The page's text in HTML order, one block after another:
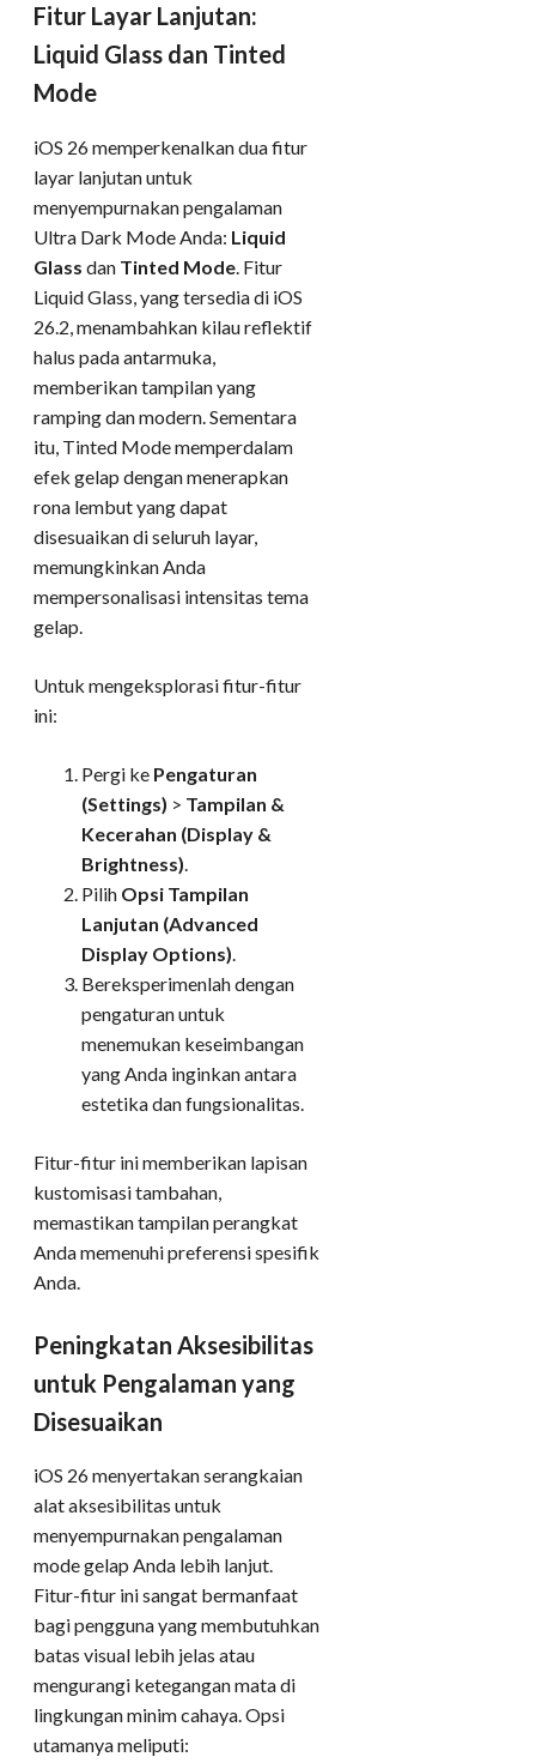
Fitur Layar Lanjutan:
Liquid Glass dan Tinted
Mode
iOS 26 memperkenalkan dua fitur
layar lanjutan untuk
menyempurnakan pengalaman
Ultra Dark Mode Anda: Liquid
Glass dan Tinted Mode . Fitur
Liquid Glass, yang tersedia di iOS
26.2, menambahkan kilau reflektif
halus pada antarmuka,
memberikan tampilan yang
ramping dan modern. Sementara
itu, Tinted Mode memperdalam
efek gelap dengan menerapkan
rona lembut yang dapat
disesuaikan di seluruh layar,
memungkinkan Anda
mempersonalisasi intensitas tema
gelap.
Untuk mengeksplorasi fitur-fitur
ini:
Pergi ke Pengaturan
(Settings) > Tampilan &
Kecerahan (Display &
Brightness)
Pilih Opsi Tampilan
Lanjutan (Advanced
Display Options)
Bereksperimenlah dengan
pengaturan untuk
menemukan keseimbangan
yang Anda inginkan antara
estetika dan fungsionalitas.
Fitur-fitur ini memberikan lapisan
kustomisasi tambahan,
memastikan tampilan perangkat
Anda memenuhi preferensi spesifik
Anda.
Peningkatan Aksesibilitas
untuk Pengalaman yang
Disesuaikan
iOS 26 menyertakan serangkaian
alat aksesibilitas untuk
menyempurnakan pengalaman
mode gelap Anda lebih lanjut.
Fitur-fitur ini sangat bermanfaat
bagi pengguna yang membutuhkan
batas visual lebih jelas atau
mengurangi ketegangan mata di
lingkungan minim cahaya. Opsi
utamanya meliputi: